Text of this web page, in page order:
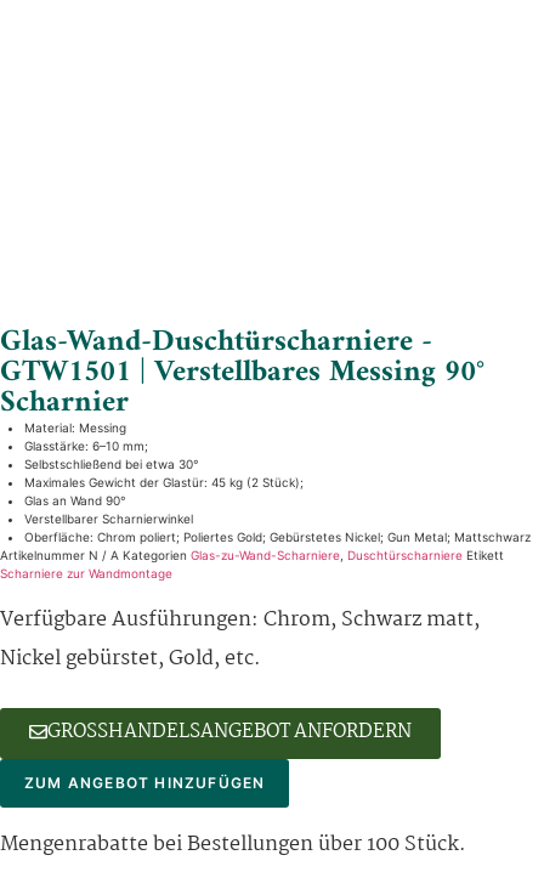
Glas-Wand-Duschtürscharniere -
GTW1501 | Verstellbares Messing 90°
Scharnier
Material: Messing
Glasstärke: 6–10 mm;
Selbstschließend bei etwa 30°
Maximales Gewicht der Glastür: 45 kg (2 Stück);
Glas an Wand 90°
Verstellbarer Scharnierwinkel
Oberfläche: Chrom poliert; Poliertes Gold; Gebürstetes Nickel; Gun Metal; Mattschwarz
Artikelnummer N / A Kategorien Glas-zu-Wand-Scharniere Duschtürscharniere Etikett
Scharniere zur Wandmontage
Verfügbare Ausführungen: Chrom, Schwarz matt,
Nickel gebürstet, Gold, etc.
GROSSHANDELSANGEBOT ANFORDERN
ZUM ANGEBOT HINZUFÜGEN
Mengenrabatte bei Bestellungen über 100 Stück.